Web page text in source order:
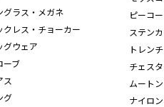
ピーコ
ステン
トレン
チェス
ムート
ナイロ
グラス・メガネ
クレス・チョーカー
グウェア
ーブ
ス
グ